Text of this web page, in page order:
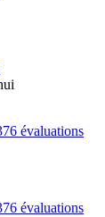
évaluations
évaluations